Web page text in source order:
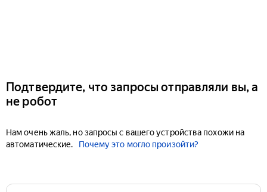
Подтвердите, что запросы отправляли вы, а
не робот
Нам очень жаль, но запросы с вашего устройства похожи на
автоматические.
Почему это могло произойти?